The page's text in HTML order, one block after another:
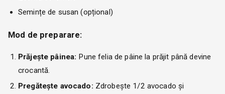
Semințe de susan (opțional)
Mod de preparare:
Prăjește pâinea: Pune felia de pâine la prăjit până devine
crocantă.
Pregătește avocado: Zdrobește 1/2 avocado și